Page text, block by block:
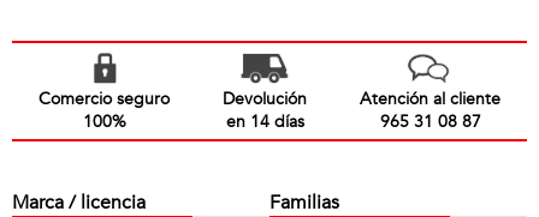
Comercio seguro
100%
Devolución
en 14 días
Atención al cliente
965 31 08 87
Marca / licencia Familias